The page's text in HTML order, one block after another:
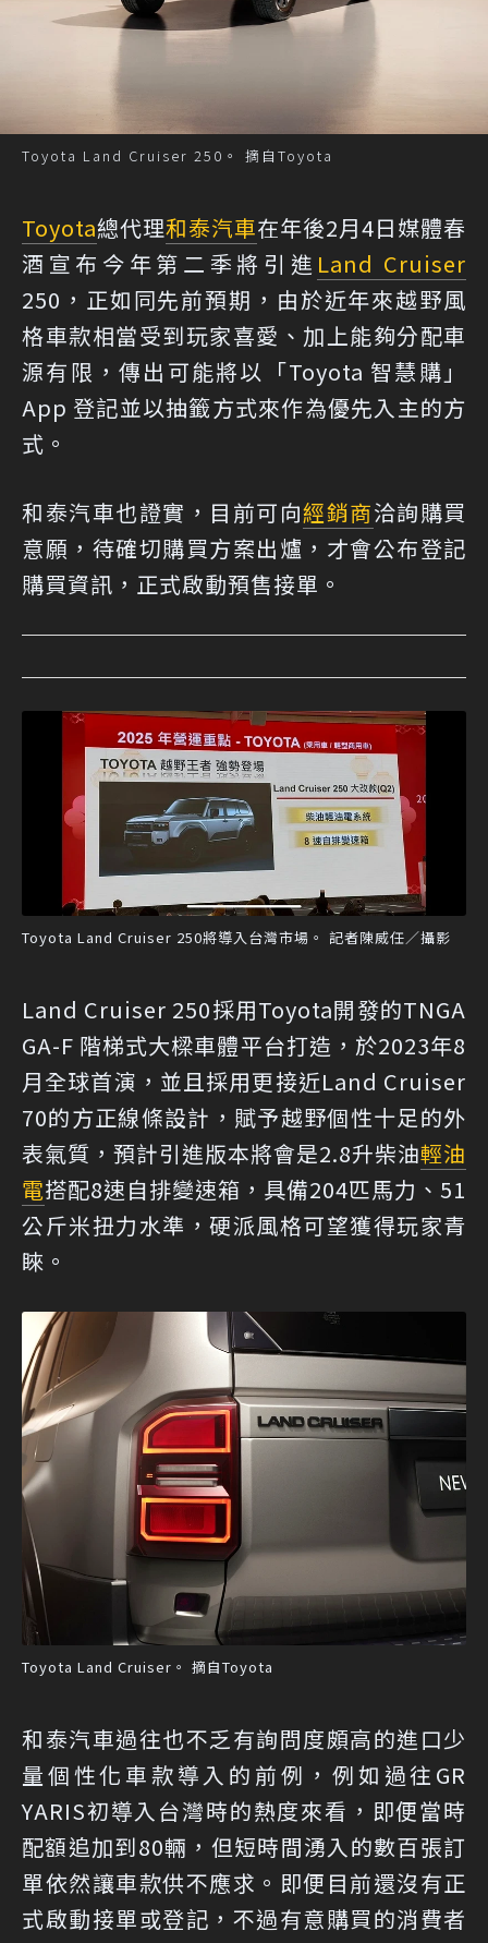
Toyota Land Cruiser 250。 摘自Toyota
Toyota總代理和泰汽車在年後2月4日媒體春
酒宣布今年第二季將引進 Land Cruiser
250，正如同先前預期，由於近年來越野風
格車款相當受到玩家喜愛、加上能夠分配車
源有限，傳出可能將以「Toyota 智慧購」
App 登記並以抽籤方式來作為優先入主的方
式。
和泰汽車也證實，目前可向經銷商洽詢購買
意願，待確切購買方案出爐，才會公布登記
購買資訊，正式啟動預售接單。
Toyota Land Cruiser 250將導入台灣市場。 記者陳威任／攝影
Land Cruiser 250採用Toyota開發的TNGA
GA-F 階梯式大樑車體平台打造，於2023年8
月全球首演，並且採用更接近Land Cruiser
70的方正線條設計，賦予越野個性十足的外
表氣質，預計引進版本將會是2.8升柴油輕油
電搭配8速自排變速箱，具備204匹馬力、51
公斤米扭力水準，硬派風格可望獲得玩家青
睞。
Toyota Land Cruiser。 摘自Toyota
和泰汽車過往也不乏有詢問度頗高的進口少
量個性化車款導入的前例，例如過往GR
YARIS初導入台灣時的熱度來看，即便當時
配額追加到80輛，但短時間湧入的數百張訂
單依然讓車款供不應求。即便目前還沒有正
式啟動接單或登記，不過有意購買的消費者